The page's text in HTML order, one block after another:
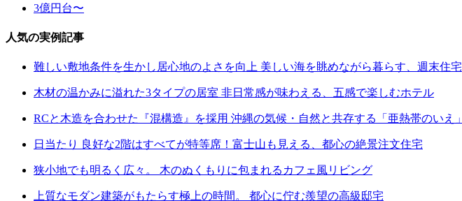
3億円台〜
人気の実例記事
難しい敷地条件を生かし居心地のよさを向上 美しい海を眺めながら暮らす、週末住宅
木材の温かみに溢れた3タイプの居室 非日常感が味わえる、五感で楽しむホテル
RCと木造を合わせた『混構造』を採用 沖縄の気候・自然と共存する「亜熱帯のいえ」
日当たり 良好な2階はすべてが特等席！富士山も見える、都心の絶景注文住宅
狭小地でも明るく広々。 木のぬくもりに包まれるカフェ風リビング
上質なモダン建築がもたらす極上の時間。 都心に佇む羨望の高級邸宅